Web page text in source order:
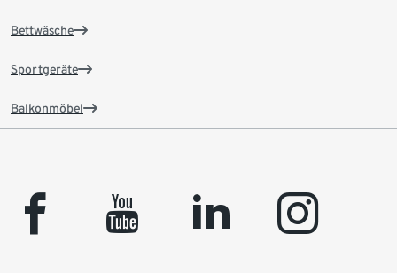
Bettwäsche
Sportgeräte
Balkonmöbel
facebook youtube linkedin instagram